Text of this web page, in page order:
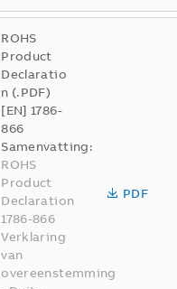
ROHS
Product
Declaratio
n (.PDF)
[EN] 1786-
866
Samenvatting:
ROHS
Product
Declaration
1786-866
Verklaring
van
overeenstemming
PDF